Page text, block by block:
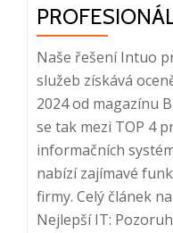
Naše řešení Intuo
služeb získává
2024 od magazínu
se tak mezi TOP 4
informačních
nabízí zajímavé
firmy. Celý článek
Nejlepší IT: